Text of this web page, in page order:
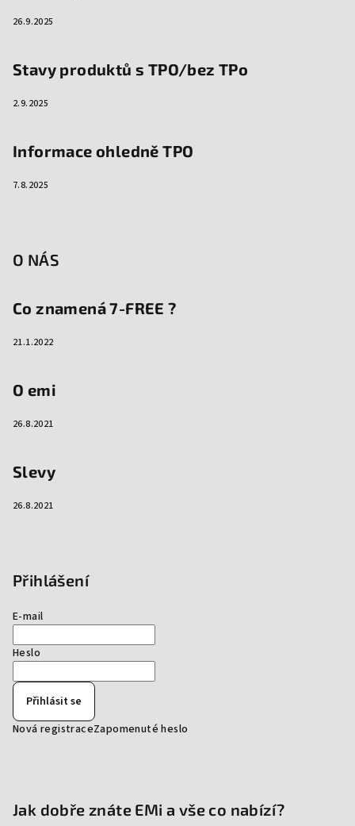
26.9.2025
Stavy produktů s TPO/bez TPo
2.9.2025
Informace ohledně TPO
7.8.2025
O NÁS
Co znamená 7-FREE ?
21.1.2022
O emi
26.8.2021
Slevy
26.8.2021
Přihlášení
E-mail
Heslo
Přihlásit se
Nová registraceZapomenuté heslo
Jak dobře znáte EMi a vše co nabízí?